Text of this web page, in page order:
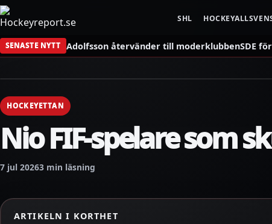
SHL
SENASTE NYTT Adolfsson återvänder till moderklubbenSDE
HOCKEYETTAN
Nio FIF-spelare som
7 jul 20263 min läsning
ARTIKELN I KORTHET